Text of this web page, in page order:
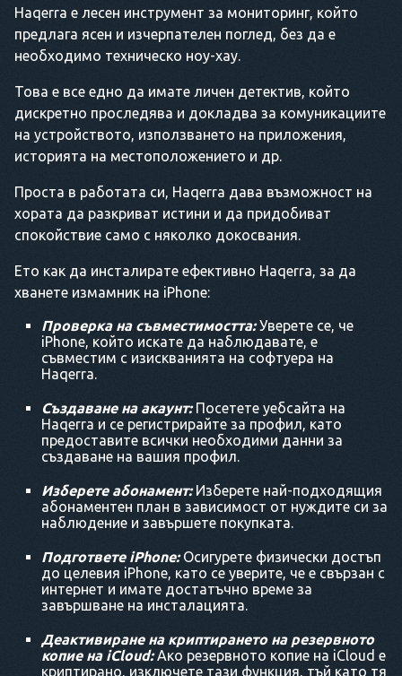
Haqerra е лесен инструмент за мониторинг, който
предлага ясен и изчерпателен поглед, без да е
необходимо техническо ноу-хау.
Това е все едно да имате личен детектив, който
дискретно проследява и докладва за комуникациите
на устройството, използването на приложения,
историята на местоположението и др.
Проста в работата си, Haqerra дава възможност на
хората да разкриват истини и да придобиват
спокойствие само с няколко докосвания.
Ето как да инсталирате ефективно Haqerra, за да
хванете измамник на iPhone:
Проверка на съвместимостта:Уверете се, че
iPhone, който искате да наблюдавате, е
съвместим с изискванията на софтуера на
Haqerra.
Създаване на акаунт:Посетете уебсайта на
Haqerra и се регистрирайте за профил, като
предоставите всички необходими данни за
създаване на вашия профил.
Изберете абонамент:Изберете най-подходящия
абонаментен план в зависимост от нуждите си за
наблюдение и завършете покупката.
Подгответе iPhone:Осигурете физически достъп
до целевия iPhone, като се уверите, че е свързан с
интернет и имате достатъчно време за
завършване на инсталацията.
Деактивиране на криптирането на резервното
копие на iCloud:Ако резервното копие на iCloud е
криптирано, изключете тази функция, тъй като тя